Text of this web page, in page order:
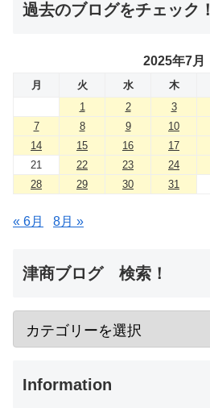
過去のブログをチェック！
2025年7月
月 火 水 木
1
2 3
7
8 9 10
14
15 16 17
21
22 23 24
28
29 30 31
« 6月 8月 »
津商ブログ 検索！
Information